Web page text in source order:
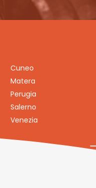
Cuneo
Matera
Perugia
Salerno
Venezia